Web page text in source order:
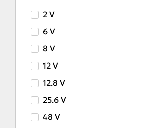
2 V
6 V
8 V
12 V
12.8 V
25.6 V
48 V